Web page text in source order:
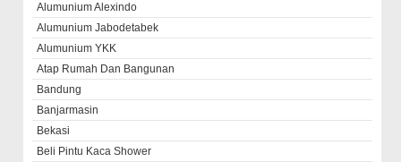
Alumunium Alexindo
Alumunium Jabodetabek
Alumunium YKK
Atap Rumah Dan Bangunan
Bandung
Banjarmasin
Bekasi
Beli Pintu Kaca Shower